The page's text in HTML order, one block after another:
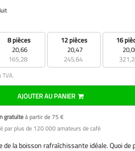
8 pièces
20,66
165,28
12 pièces
20,47
245,64
16
AJOUTER AU PANIER
gratuiteà partir de 75 €
par plus de 120 000 amateurs de café
la boisson rafraîchissante idéale. Quoi de